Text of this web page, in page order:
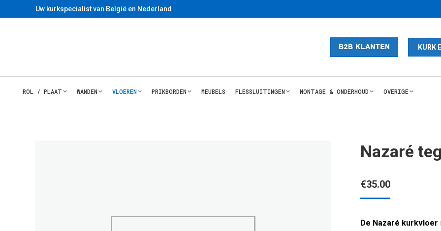
Uw kurkspecialist van België en Nederland
KURK
ROL / PLAAT WANDEN VLOEREN PRIKBORDEN MEUBELS FLESSLUITINGEN MONTAGE & ONDERHOUD OVERIGE
Nazaré
€35.00
De Nazaré kurkvloer